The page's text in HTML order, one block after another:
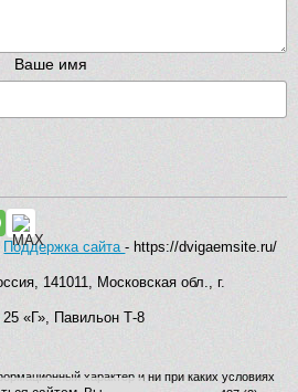
Ваше имя
Поддержка сайта- https://dvigaemsite.ru/
141011, Московская обл., г.
«Г», Павильон Т-8
характер и ни при каких условиях